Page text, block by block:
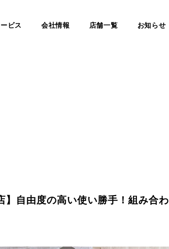
ビス 会社情報 店舗一覧 お知らせ
】自由度の高い使い勝手！組み合